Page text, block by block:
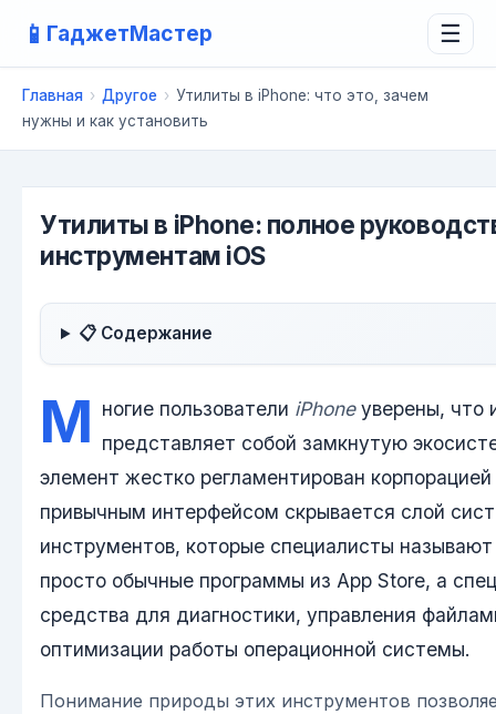
📱 ГаджетМастер ☰
Главная › Другое › Утилиты в iPhone: что это, зачем
нужны и как установить
Утилиты в iPhone: полное
инструментам iOS
📋 Содержание
М ногие пользователи iPhoneуверены, что
представляет собой замкнутую
элемент жестко регламентирован
привычным интерфейсом скрывается слой
инструментов, которые специалисты
просто обычные программы из App Store, а
средства для диагностики, управления
оптимизации работы операционной системы.
Понимание природы этих инструментов